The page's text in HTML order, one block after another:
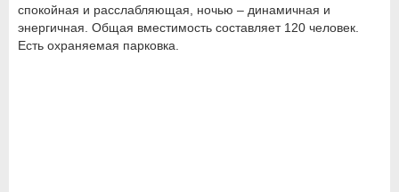
спокойная и расслабляющая, ночью – динамичная и
энергичная. Общая вместимость составляет 120 человек.
Есть охраняемая парковка.